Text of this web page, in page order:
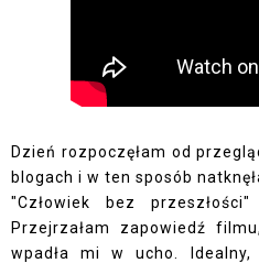
Dzień rozpoczęłam od
blogach i w ten sposób
"Człowiek bez
Przejrzałam zapowiedź
wpadła mi w ucho.